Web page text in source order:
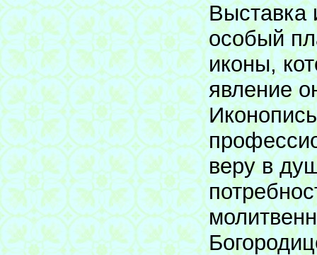
Выставка
особый
иконы,
явление
веру в